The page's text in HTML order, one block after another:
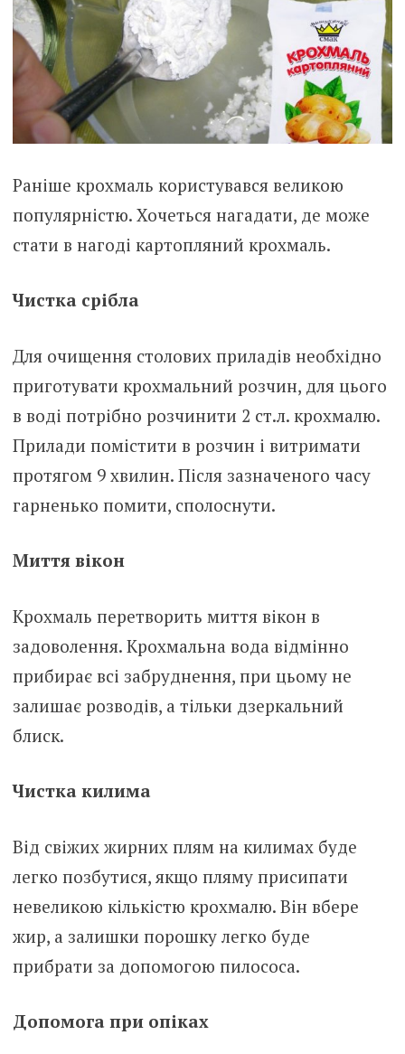
Раніше крохмаль користувався великою
популярністю. Хочеться нагадати, де може
стати в нагоді картопляний крохмаль.
Чистка срібла
Для очищення столових приладів необхідно
приготувати крохмальний розчин, для цього
в воді потрібно розчинити 2 ст.л. крохмалю.
Прилади помістити в розчин і витримати
протягом 9 хвилин. Після зазначеного часу
гарненько помити, сполоснути.
Миття вікон
Крохмаль перетворить миття вікон в
задоволення. Крохмальна вода відмінно
прибирає всі забруднення, при цьому не
залишає розводів, а тільки дзеркальний
блиск.
Чистка килима
Від свіжих жирних плям на килимах буде
легко позбутися, якщо пляму присипати
невеликою кількістю крохмалю. Він вбере
жир, а залишки порошку легко буде
прибрати за допомогою пилососа.
Допомога при опіках